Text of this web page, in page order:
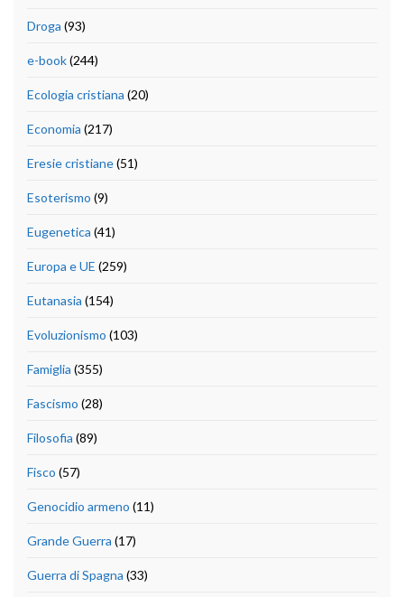
Droga (93)
e-book(244)
Ecologia cristiana (20)
Economia (217)
Eresie cristiane(51)
Esoterismo (9)
Eugenetica (41)
Europa e UE (259)
Eutanasia (154)
Evoluzionismo (103)
Famiglia (355)
Fascismo (28)
Filosofia (89)
Fisco (57)
Genocidio armeno (11)
Grande Guerra (17)
Guerra di Spagna (33)